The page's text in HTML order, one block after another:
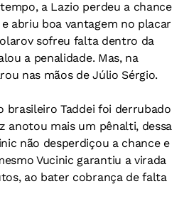
a Lazio perdeu a chance
abriu boa vantagem no placar
sofreu falta dentro da
a penalidade. Mas, na
nas mãos de Júlio Sérgio.
brasileiro Taddei foi derrubado
anotou mais um pênalti, dessa
não desperdiçou a chance e
Vucinic garantiu a virada
ao bater cobrança de falta